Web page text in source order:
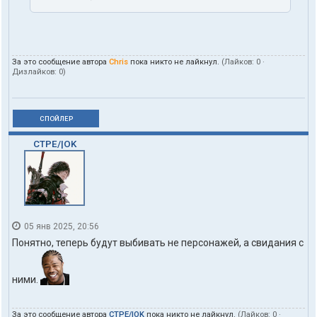
За это сообщение автора Chris пока никто не лайкнул. (Лайков: 0 ·
Дизлайков: 0)
СПОЙЛЕР
CTPE/|OK
05 янв 2025, 20:56
Понятно, теперь будут выбивать не персонажей, а свидания с
ними.
За это сообщение автора CTPE/|OK пока никто не лайкнул. (Лайков: 0 ·